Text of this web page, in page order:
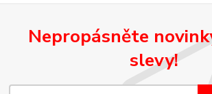
Nepropásněte
slevy!